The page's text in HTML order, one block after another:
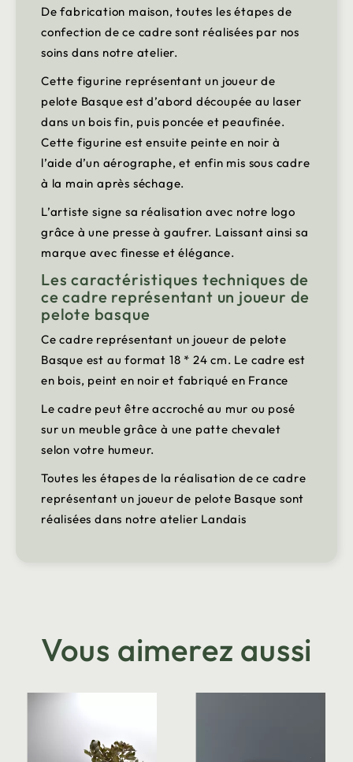
De fabrication maison, toutes les étapes de
confection de ce cadre sont réalisées par nos
soins dans notre atelier.
Cette figurine représentant un joueur de
pelote Basque est d’abord découpée au laser
dans un bois fin, puis poncée et peaufinée.
Cette figurine est ensuite peinte en noir à
l’aide d’un aérographe, et enfin mis sous cadre
à la main après séchage.
L’artiste signe sa réalisation avec notre logo
grâce à une presse à gaufrer. Laissant ainsi sa
marque avec finesse et élégance.
Les caractéristiques techniques de
ce cadre représentant un joueur de
pelote basque
Ce cadre représentant un joueur de pelote
Basque est au format 18 * 24 cm. Le cadre est
en bois, peint en noir et fabriqué en France
Le cadre peut être accroché au mur ou posé
sur un meuble grâce à une patte chevalet
selon votre humeur.
Toutes les étapes de la réalisation de ce cadre
représentant un joueur de pelote Basque sont
réalisées dans notre atelier Landais
Vous aimerez aussi